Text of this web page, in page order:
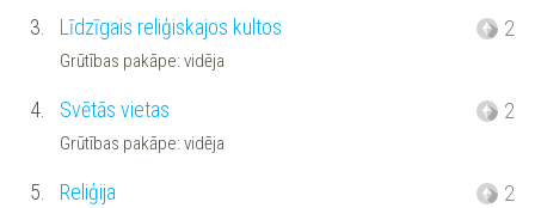
3. Līdzīgais reliģiskajos kultos
Grūtības pakāpe: vidēja
2
4. Svētās vietas
Grūtības pakāpe: vidēja
2
5. Reliģija 2